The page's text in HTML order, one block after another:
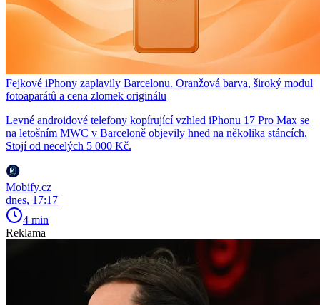
Fejkové iPhony zaplavily Barcelonu. Oranžová barva, široký modul
fotoaparátů a cena zlomek originálu
Levné androidové telefony kopírující vzhled iPhonu 17 Pro Max se
na letošním MWC v Barceloně objevily hned na několika stáncích.
Stojí od necelých 5 000 Kč.
Mobify.cz
dnes, 17:17
4 min
Reklama